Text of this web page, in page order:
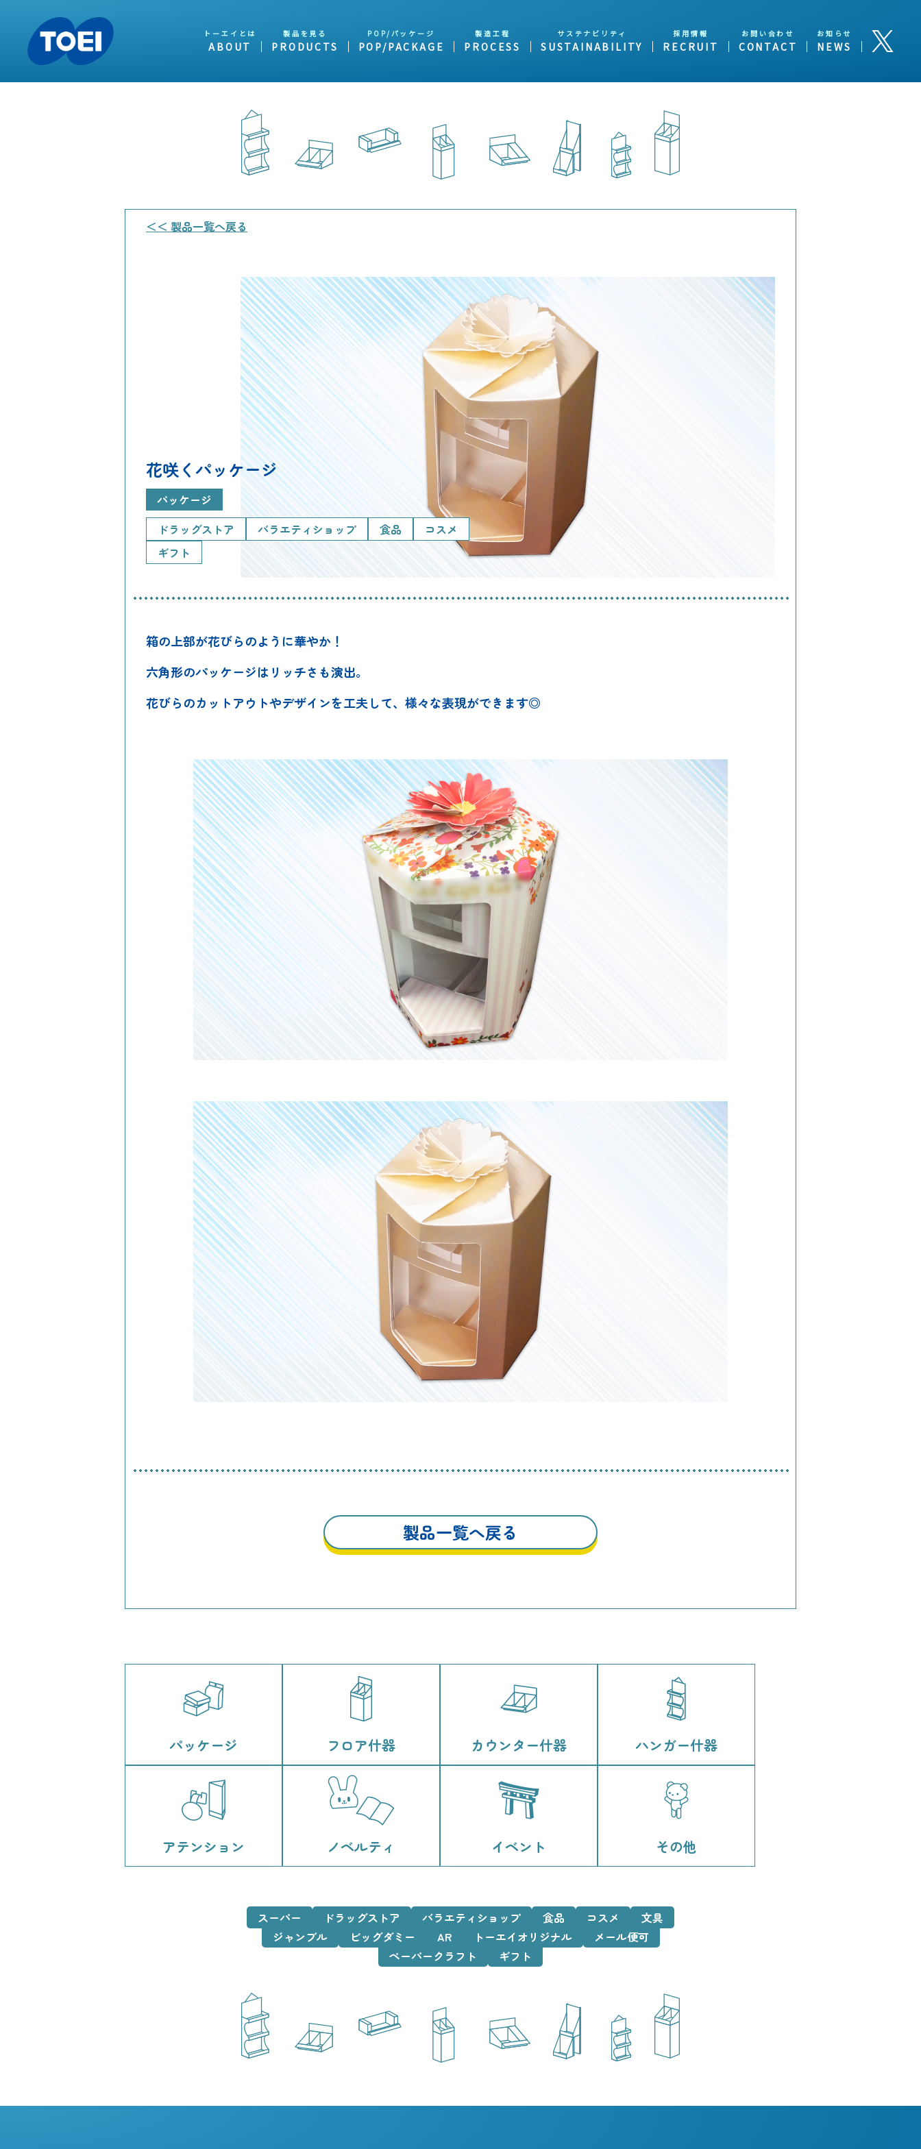
ABOUT
トーエイとは
PRODUCTS
製品を見る
POP/PACKAGE
POP/パッケージ
PROCESS
製造工程
SUSTAINABILITY
サステナビリティ
RECRUIT
採用情報
CONTACT
お問い合わせ
NEWS
お知らせ
＜＜ 製品一覧へ戻る
花咲くパッケージ
パッケージ
ドラッグストア
バラエティショップ 食品
コスメ
ギフト
箱の上部が花びらのように華やか！
六角形のパッケージはリッチさも演出。
花びらのカットアウトやデザインを工夫して、様々な表現ができます◎
製品一覧へ戻る
パッケージ フロア什器 カウンター什器 ハンガー什器
アテンション ノベルティ イベント その他
スーパー ドラッグストア バラエティショップ 食品 コスメ
文具
ジャンブル
ビッグダミー AR トーエイオリジナル
メール便可
ペーパークラフト
ギフト